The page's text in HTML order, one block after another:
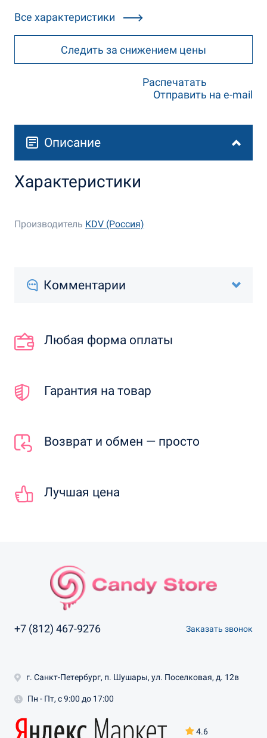
Все характеристики
Следить за снижением цены
Распечатать
Отправить на e-mail
Описание
Характеристики
Производитель KDV (Россия)
Комментарии
Любая форма оплаты
Гарантия на товар
Возврат и обмен — просто
Лучшая цена
+7 (812) 467-9276 Заказать звонок
4.6
г. Санкт-Петербург, п. Шушары, ул. Поселковая, д. 12в
Пн - Пт, с 9:00 до 17:00